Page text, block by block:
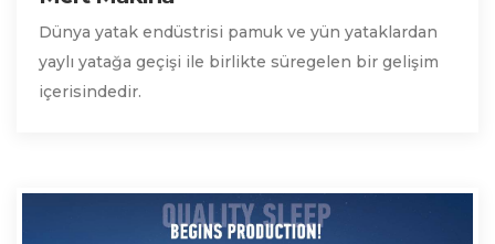
Dünya yatak endüstrisi pamuk ve yün yataklardan
yaylı yatağa geçişi ile birlikte süregelen bir gelişim
içerisindedir.